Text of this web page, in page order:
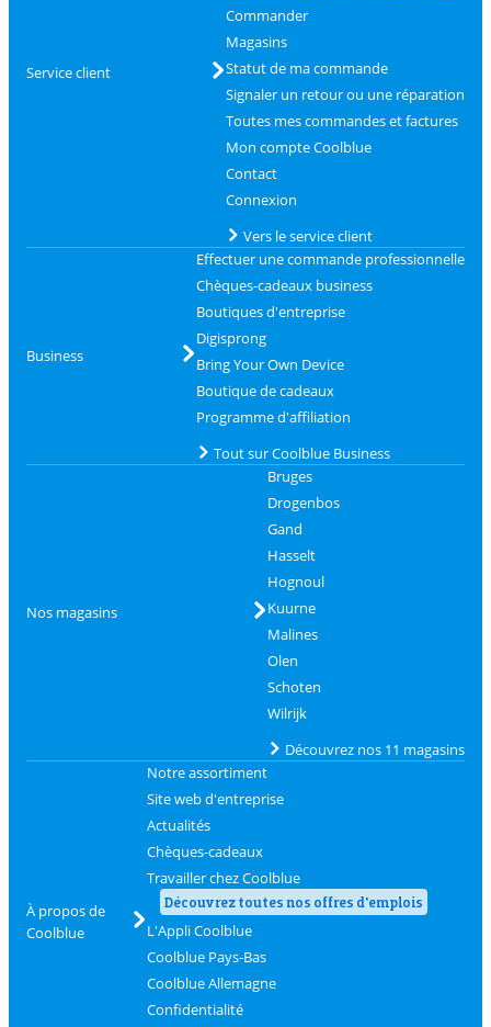
Service client
Commander
Magasins
Statut de ma commande
Signaler un retour ou une réparation
Toutes mes commandes et factures
Mon compte Coolblue
Contact
Connexion
Vers le service client
Business
Effectuer une commande professionnelle
Chèques-cadeaux business
Boutiques d'entreprise
Digisprong
Bring Your Own Device
Boutique de cadeaux
Programme d'affiliation
Tout sur Coolblue Business
Nos magasins
Bruges
Drogenbos
Gand
Hasselt
Hognoul
Kuurne
Malines
Olen
Schoten
Wilrijk
Découvrez nos 11 magasins
À propos de
Coolblue
Notre assortiment
Site web d'entreprise
Actualités
Chèques-cadeaux
Travailler chez Coolblue
Découvrez toutes nos offres d'emplois
L'Appli Coolblue
Coolblue Pays-Bas
Coolblue Allemagne
Confidentialité